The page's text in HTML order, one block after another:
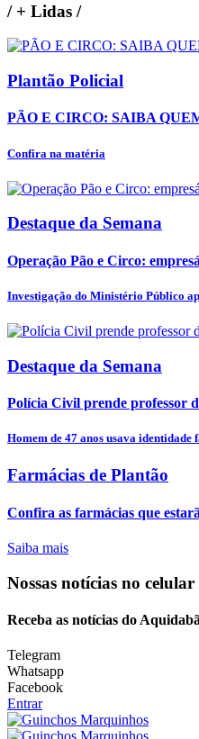
/+ Lidas /
Plantão Policial
PÃO E CIRCO: SAIBA
Confira na matéria
Destaque da Semana
Operação Pão e Circo:
Investigação do Ministério Público
Destaque da Semana
Polícia Civil prende professor
Homem de 47 anos usava
Farmácias de Plantão
Confira as farmácias que
Saiba mais
Nossas notícias no celular
Receba as notícias do
Telegram
Whatsapp
Facebook
Entrar